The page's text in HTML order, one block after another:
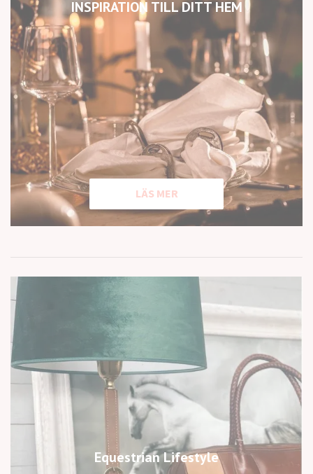
INSPIRATION TILL DITT HEM
LÄS MER
Equestrian Lifestyle